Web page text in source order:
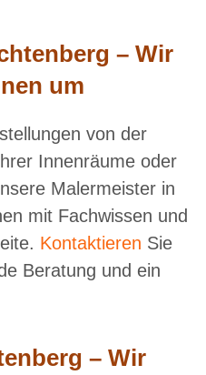
– Wir
um
von der
Innenräume oder
Malermeister in
mit Fachwissen und
Kontaktieren Sie
Beratung und ein
– Wir